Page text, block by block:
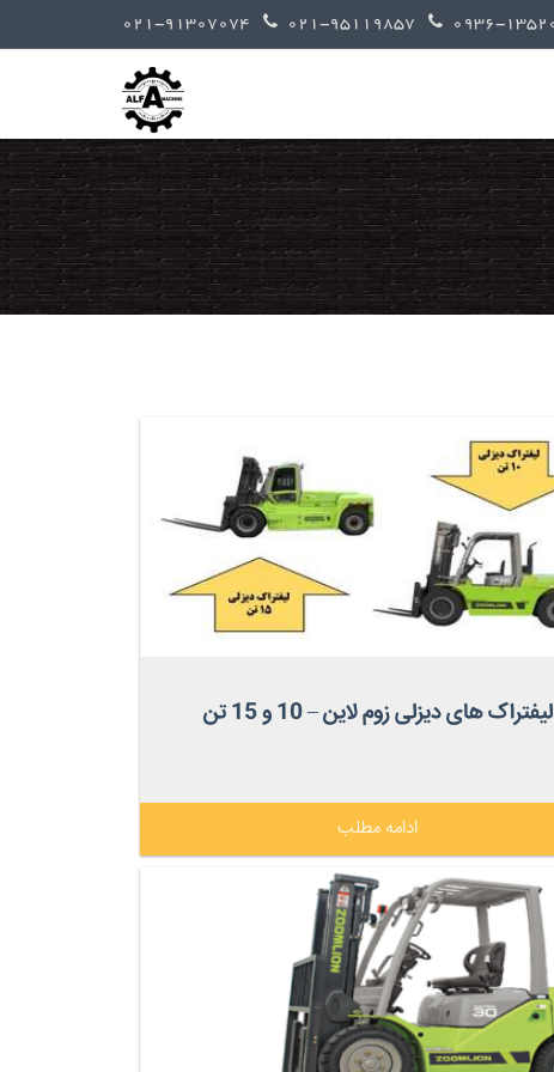
لیفتراک های دیزلی زوم لاین – 10 و 15 تن
ادامه مطلب